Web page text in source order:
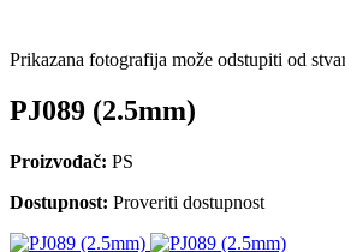
Prikazana fotografija može odstupiti od
PJ089 (2.5mm)
Proizvođač: PS
Dostupnost: Proveriti dostupnost